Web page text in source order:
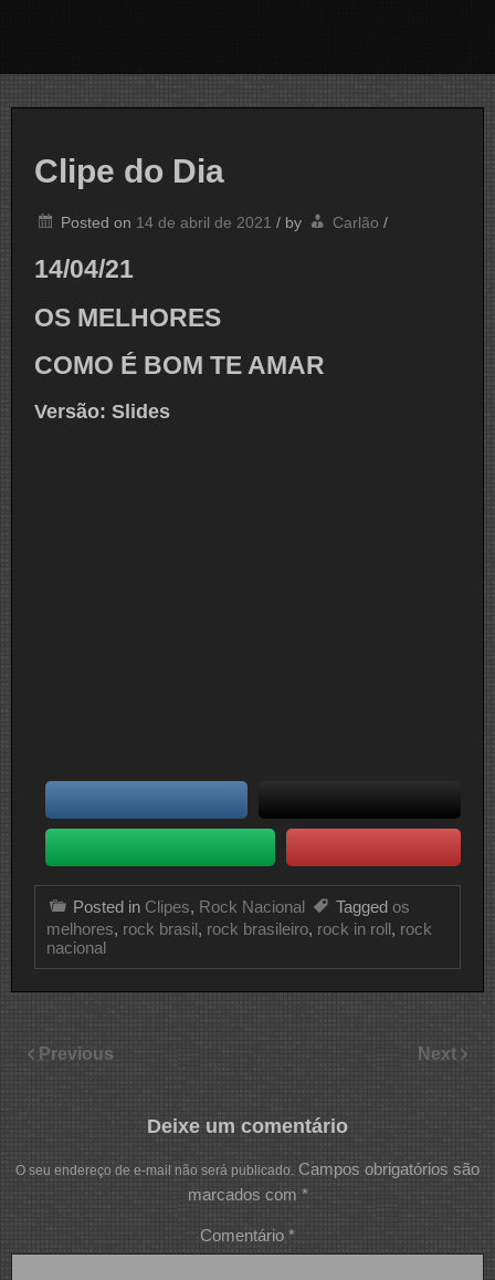
Clipe do Dia
Posted on 14 de abril de 2021 / by Carlão /
14/04/21
OS MELHORES
COMO É BOM TE AMAR
Versão: Slides
Posted in Clipes, Rock Nacional Tagged os
melhores, rock brasil, rock brasileiro, rock in roll, rock
nacional
Previous Next
Deixe um comentário
O seu endereço de e-mail não será publicado. Campos obrigatórios são
marcados com *
Comentário *